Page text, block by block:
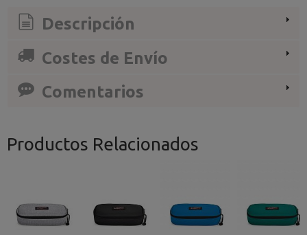
Descripción
Costes de Envío
Comentarios
Productos Relacionados